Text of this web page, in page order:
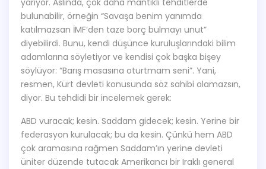
yarıyor. Aslında, çok daha mantıklı tehditlerde
bulunabilir, örneğin “Savaşa benim yanımda
katılmazsan İMF’den taze borç bulmayı unut”
diyebilirdi. Bunu, kendi düşünce kuruluşlarındaki bilim
adamlarına söyletiyor ve kendisi çok başka bişey
söylüyor: “Barış masasına oturtmam seni”. Yani,
resmen, Kürt devleti konusunda söz sahibi olamazsın,
diyor. Bu tehdidi bir incelemek gerek:
ABD vuracak; kesin. Saddam gidecek; kesin. Yerine bir
federasyon kurulacak; bu da kesin. Çünkü hem ABD
çok aramasına rağmen Saddam’ın yerine devleti
üniter düzende tutacak Amerikancı bir Iraklı general